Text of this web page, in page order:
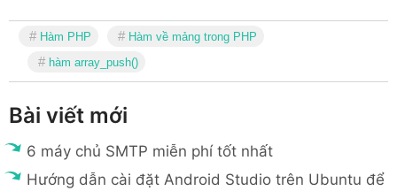
Hàm PHP
Hàm về mảng trong PHP
hàm array_push()
Bài viết mới
6 máy chủ SMTP miễn phí tốt nhất
Hướng dẫn cài đặt Android Studio trên Ubuntu để